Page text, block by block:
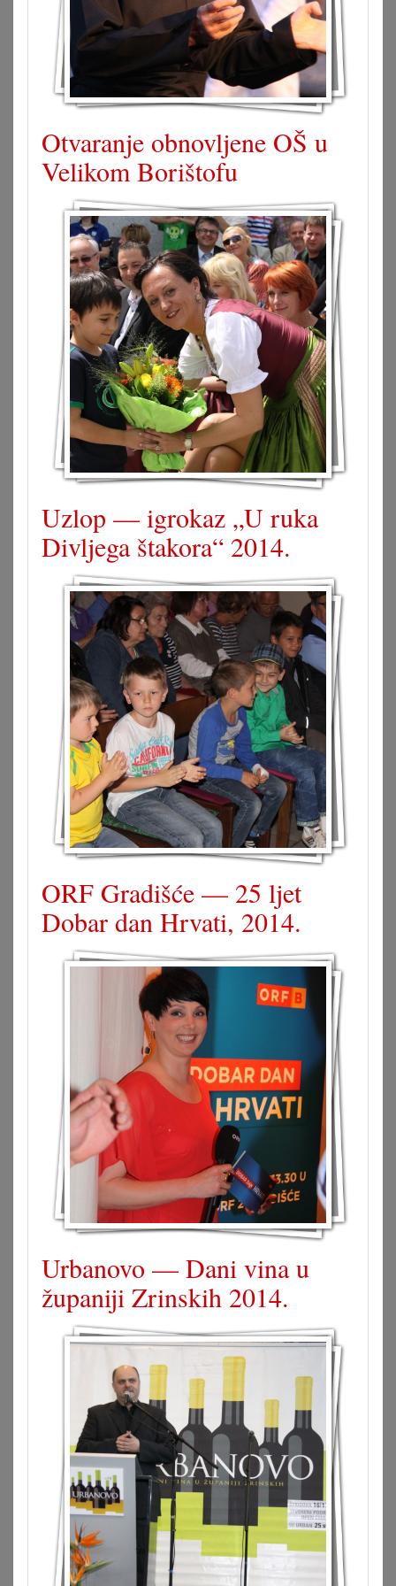
Otvaranje obnovljene OŠ u
Velikom Borištofu
Uzlop — igrokaz „U ruka
Divljega štakora“ 2014.
ORF Gradišće — 25 ljet
Dobar dan Hrvati, 2014.
Urbanovo — Dani vina u
županiji Zrinskih 2014.